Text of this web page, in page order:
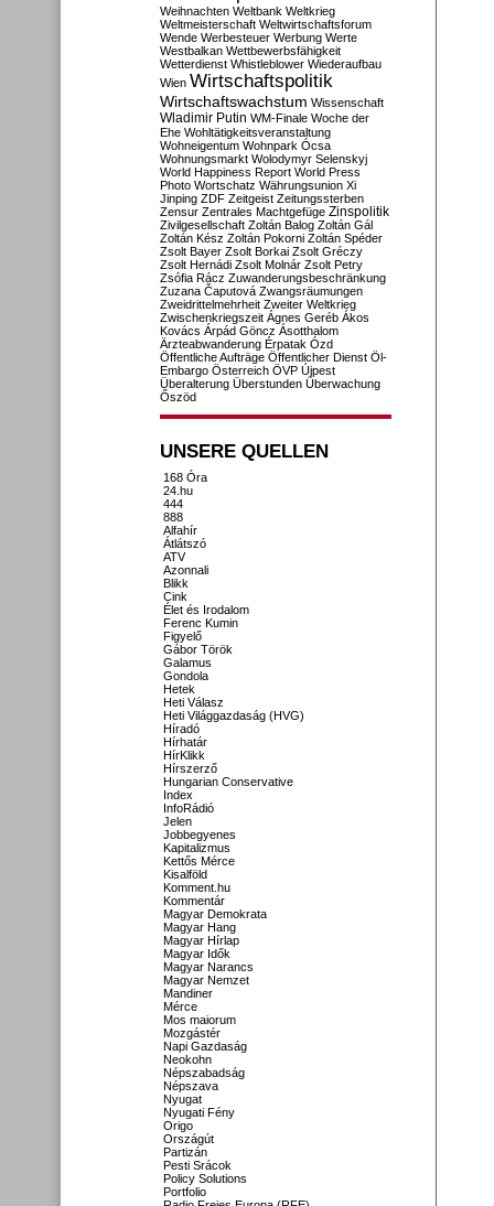
Weihnachten Weltbank Weltkrieg
Weltmeisterschaft Weltwirtschaftsforum
Wende Werbesteuer Werbung Werte
Westbalkan Wettbewerbsfähigkeit
Wetterdienst Whistleblower Wiederaufbau
Wien Wirtschaftspolitik
Wirtschaftswachstum Wissenschaft
Wladimir Putin WM-Finale Woche der
Ehe Wohltätigkeitsveranstaltung
Wohneigentum Wohnpark Ócsa
Wohnungsmarkt Wolodymyr Selenskyj
World Happiness Report World Press
Photo Wortschatz Währungsunion Xi
Jinping ZDF Zeitgeist Zeitungssterben
Zensur Zentrales Machtgefüge Zinspolitik
Zivilgesellschaft Zoltán Balog Zoltán Gál
Zoltán Kész Zoltán Pokorni Zoltán Spéder
Zsolt Bayer Zsolt Borkai Zsolt Gréczy
Zsolt Hernádi Zsolt Molnár Zsolt Petry
Zsófia Rácz Zuwanderungsbeschränkung
Zuzana Čaputová Zwangsräumungen
Zweidrittelmehrheit Zweiter Weltkrieg
Zwischenkriegszeit Ágnes Geréb Ákos
Kovács Árpád Göncz Ásotthalom
Ärzteabwanderung Érpatak Ózd
Öffentliche Aufträge Öffentlicher Dienst Öl-
Embargo Österreich ÖVP Újpest
Überalterung Überstunden Überwachung
Őszöd
UNSERE QUELLEN
168 Óra
24.hu
444
888
Alfahír
Átlátszó
ATV
Azonnali
Blikk
Cink
Élet és Irodalom
Ferenc Kumin
Figyelő
Gábor Török
Galamus
Gondola
Hetek
Heti Válasz
Heti Világgazdaság (HVG)
Híradó
Hírhatár
HírKlikk
Hírszerző
Hungarian Conservative
Index
InfoRádió
Jelen
Jobbegyenes
Kapitalizmus
Kettős Mérce
Kisalföld
Komment.hu
Kommentár
Magyar Demokrata
Magyar Hang
Magyar Hírlap
Magyar Idők
Magyar Narancs
Magyar Nemzet
Mandiner
Mérce
Mos maiorum
Mozgástér
Napi Gazdaság
Neokohn
Népszabadság
Népszava
Nyugat
Nyugati Fény
Origo
Országút
Partizán
Pesti Srácok
Policy Solutions
Portfolio